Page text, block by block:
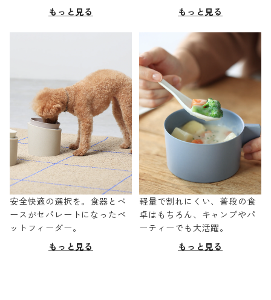
もっと見る
もっと見る
安全快適の選択を。食器とベ
ースがセパレートになったペ
ットフィーダー。
もっと見る
軽量で割れにくい、普段の食
卓はもちろん、キャンプやパ
ーティーでも大活躍。
もっと見る